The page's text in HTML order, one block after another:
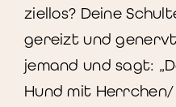
ziellos? Deine
gereizt und
jemand und sagt:
Hund mit Herrchen/